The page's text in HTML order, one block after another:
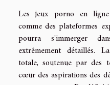
Les jeux porno en
comme des plateformes
pourra s'immerger
extrêmement détaillés.
totale, soutenue par des
cœur des aspirations des